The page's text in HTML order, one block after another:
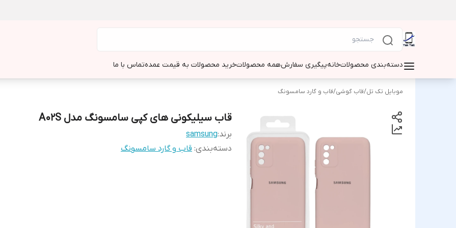
دسته‌بندی محصولاتخانهپیگیری سفارشهمه محصولاتخرید محصولات به قیمت عمدهتماس با ما
موبایل تک تل/قاب گوشی/قاب و گارد سامسونگ
قاب سیلیکونی های کپی سامسونگ مدل A02S
برند:samsung
دسته‌بندی: قاب و گارد سامسونگ